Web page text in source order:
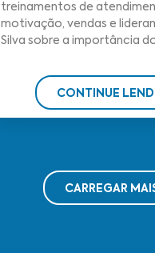
treinamentos de
motivação, vendas e
Silva sobre a importância
CONTINUE
CARREGAR